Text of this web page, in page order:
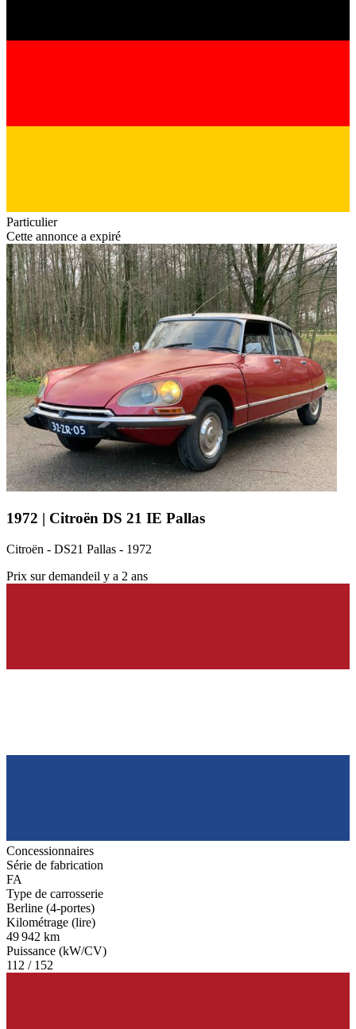
Particulier
Cette annonce a expiré
1972 | Citroën DS 21 IE Pallas
Citroën - DS21 Pallas - 1972
Prix sur demandeil y a 2 ans
Concessionnaires
Série de fabrication
FA
Type de carrosserie
Berline (4-portes)
Kilométrage (lire)
49 942 km
Puissance (kW/CV)
112 / 152